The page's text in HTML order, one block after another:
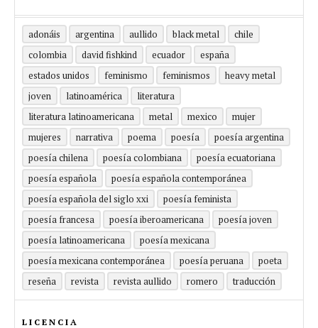
adonáis argentina aullido black metal
chile
colombia
david fishkind ecuador
españa
estados unidos
feminismo feminismos
heavy metal
joven
latinoamérica
literatura
literatura latinoamericana
metal mexico
mujer
mujeres
narrativa poema poesía
poesía argentina
poesía chilena
poesía colombiana
poesía ecuatoriana
poesía española
poesía española contemporánea
poesía española del siglo xxi
poesía feminista
poesía francesa
poesía iberoamericana
poesía joven
poesía latinoamericana
poesía mexicana
poesía mexicana contemporánea
poesía peruana
poeta
reseña
revista revista aullido romero traducción
LICENCIA